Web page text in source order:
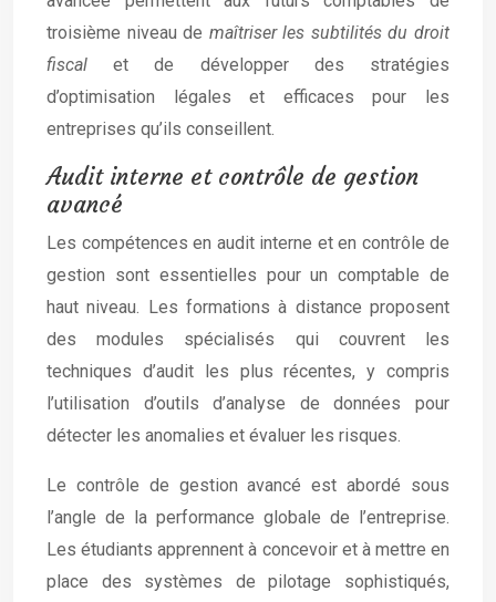
troisième niveau de maîtriser les subtilités du droit
fiscalet de développer des stratégies
d’optimisation légales et efficaces pour les
entreprises qu’ils conseillent.
Audit interne et contrôle de gestion
avancé
Les compétences en audit interne et en contrôle de
gestion sont essentielles pour un comptable de
haut niveau. Les formations à distance proposent
des modules spécialisés qui couvrent les
techniques d’audit les plus récentes, y compris
l’utilisation d’outils d’analyse de données pour
détecter les anomalies et évaluer les risques.
Le contrôle de gestion avancé est abordé sous
l’angle de la performance globale de l’entreprise.
Les étudiants apprennent à concevoir et à mettre en
place des systèmes de pilotage sophistiqués,